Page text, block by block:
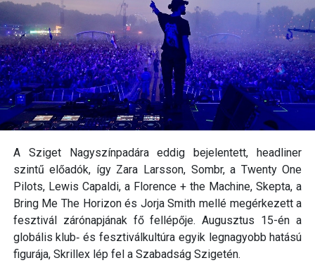
A Sziget Nagyszínpadára eddig bejelentett, headliner
szintű előadók, így Zara Larsson, Sombr, a Twenty One
Pilots, Lewis Capaldi, a Florence + the Machine, Skepta, a
Bring Me The Horizon és Jorja Smith mellé megérkezett a
fesztivál zárónapjának fő fellépője. Augusztus 15-én a
globális klub‑ és fesztiválkultúra egyik legnagyobb hatású
figurája, Skrillex lép fel a Szabadság Szigetén.